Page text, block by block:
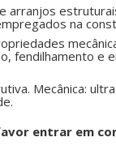
arranjos
na
fendilhamento e
Mecânica:
entrar em